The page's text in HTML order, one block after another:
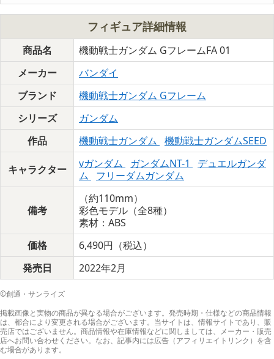
フィギュア詳細情報
商品名
機動戦士ガンダム GフレームFA 01
メーカー
バンダイ
ブランド
機動戦士ガンダム Gフレーム
シリーズ
ガンダム
作品
機動戦士ガンダム 機動戦士ガンダムSEED
キャラクター vガンダム ガンダムNT-1
デュエルガンダ
ム
フリーダムガンダム
備考
（約110mm）
彩色モデル（全8種）
素材：ABS
価格
6,490円（税込）
発売日
2022年2月
©創通・サンライズ
掲載画像と実物の商品が異なる場合がございます。発売時期・仕様などの商品情報
は、都合により変更される場合がございます。当サイトは、情報サイトであり、販
売店ではございません。商品情報や在庫情報などに関しましては、メーカー・販売
店へお問い合わせください。なお、記事内には広告（アフィリエイトリンク）を含
む場合があります。